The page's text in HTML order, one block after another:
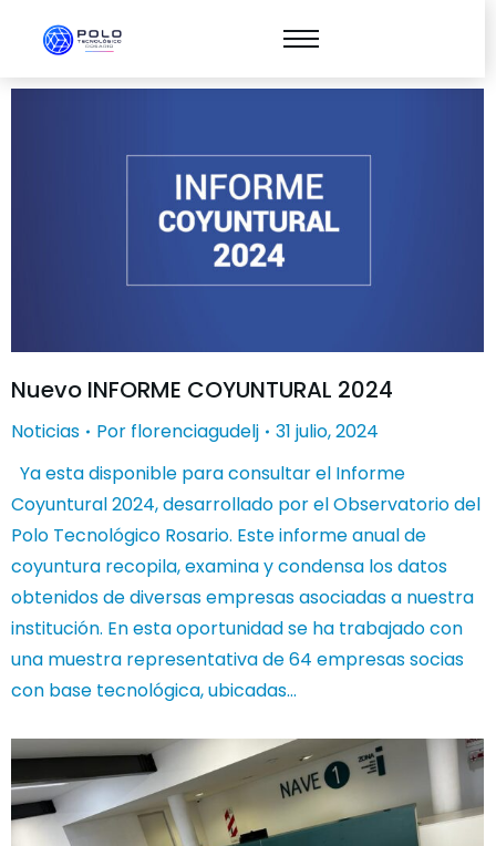
Nuevo INFORME COYUNTURAL 2024
Noticias Por florenciagudelj
31 julio, 2024
Ya esta disponible para consultar el Informe
Coyuntural 2024, desarrollado por el Observatorio del
Polo Tecnológico Rosario. Este informe anual de
coyuntura recopila, examina y condensa los datos
obtenidos de diversas empresas asociadas a nuestra
institución. En esta oportunidad se ha trabajado con
una muestra representativa de 64 empresas socias
con base tecnológica, ubicadas…